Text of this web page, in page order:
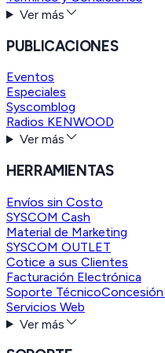
Ver más
PUBLICACIONES
Eventos
Especiales
Syscomblog
Radios KENWOOD
Ver más
HERRAMIENTAS
Envíos sin Costo
SYSCOM Cash
Material de Marketing
SYSCOM OUTLET
Cotice a sus Clientes
Facturación Electrónica
Soporte TécnicoConcesión
Servicios Web
Ver más